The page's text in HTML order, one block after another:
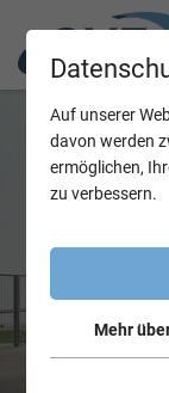
Auf unserer
davon werden
ermöglichen,
zu verbessern.
Mehr